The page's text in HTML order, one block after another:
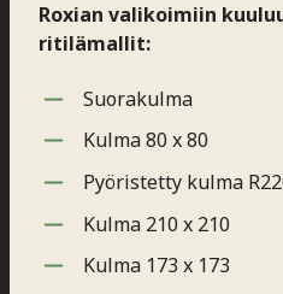
Roxian valikoimiin
ritilämallit:
Suorakulma
Kulma 80 x 80
Pyöristetty kulma
Kulma 210 x 210
Kulma 173 x 173